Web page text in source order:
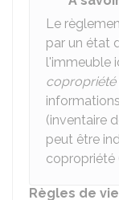
Le
par un état
l'immeuble
copropriété
(inventaire
peut être
copropriété
Règles de